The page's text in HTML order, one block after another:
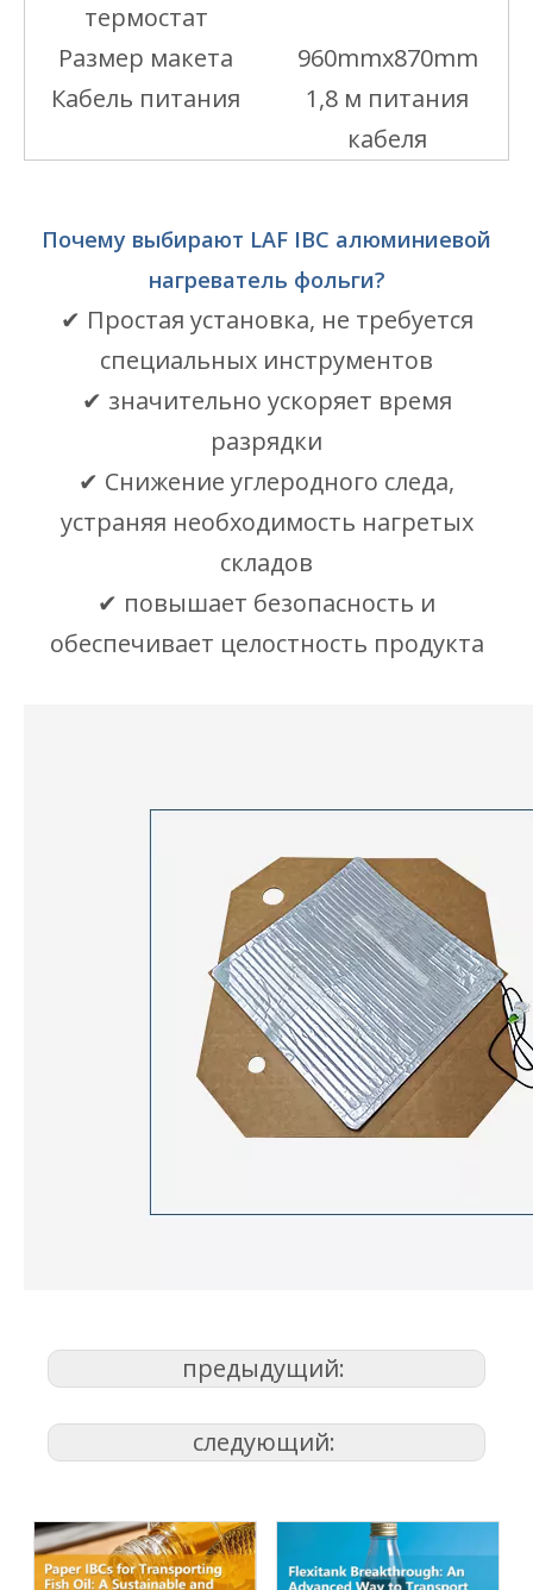
термостат
Размер макета
960mmx870mm
Кабель питания
1,8 м питания
кабеля
Почему выбирают LAF IBC алюминиевой
нагреватель фольги?
✔ Простая установка, не требуется
специальных инструментов
✔ значительно ускоряет время
разрядки
✔ Снижение углеродного следа,
устраняя необходимость нагретых
складов
✔ повышает безопасность и
обеспечивает целостность продукта
предыдущий:
следующий: